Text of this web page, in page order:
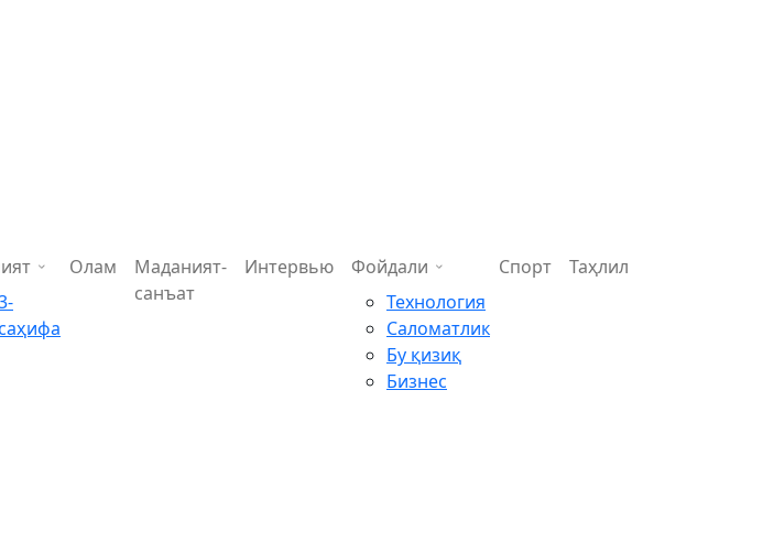
Олам
Маданият-
санъат
Интервью
Фойдали
Технология
Саломатлик
Бу қизиқ
Бизнес
Спорт Таҳлил